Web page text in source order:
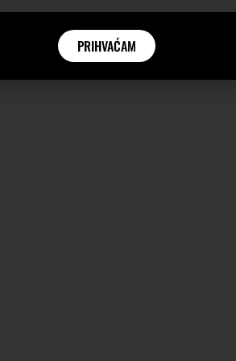
INTERVJUI AKTUALNO
PRIHVAĆAM